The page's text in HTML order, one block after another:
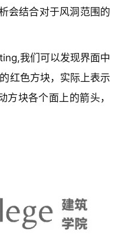
会结合对于风洞范围的
我们可以发现界面中
红色方块，实际上表示
方块各个面上的箭头，